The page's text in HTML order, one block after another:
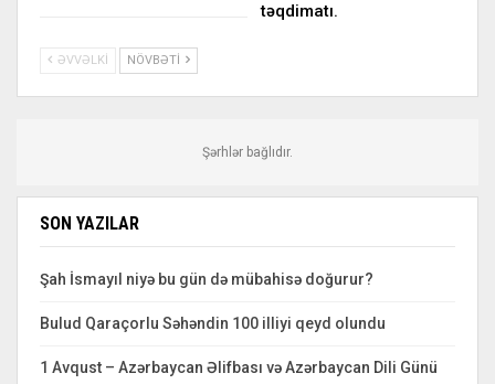
təqdimatı.
ƏVVƏLKI NÖVBƏTI
Şərhlər bağlıdır.
SON YAZILAR
Şah İsmayıl niyə bu gün də mübahisə doğurur?
Bulud Qaraçorlu Səhəndin 100 illiyi qeyd olundu
1 Avqust – Azərbaycan Əlifbası və Azərbaycan Dili Günü